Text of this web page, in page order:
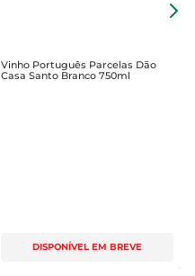
Vinho Português Parcelas Dão
Casa Santo Branco 750ml
DISPONÍVEL EM BREVE